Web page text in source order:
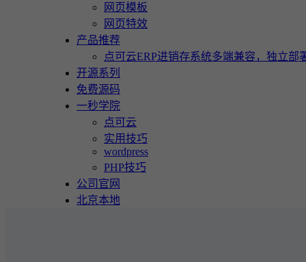
网页模板
网页特效
产品推荐
点可云ERP进销存系统多端兼容，独立部
开源系列
免费源码
一秒学院
点可云
实用技巧
wordpress
PHP技巧
公司官网
北京本地